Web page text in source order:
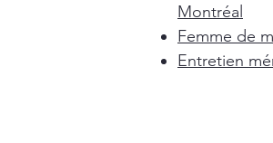
Montréal
Femme de
Entretien